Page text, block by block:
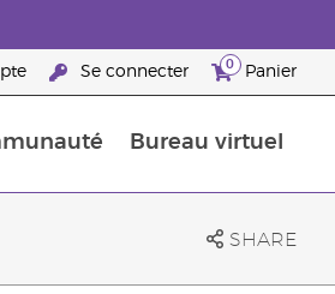
Se connecter 0 Panier
Bureau virtuel
SHARE